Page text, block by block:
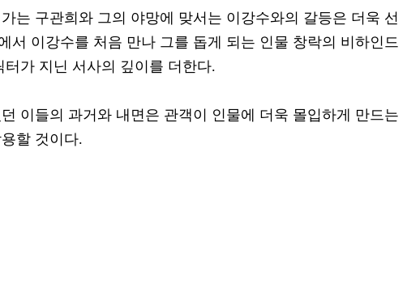
는 구관희와 그의 야망에 맞서는 이강수와의 갈등은 더욱 선
서 이강수를 처음 만나 그를 돕게 되는 인물 창락의 비하인드
터가 지닌 서사의 깊이를 더한다.
이들의 과거와 내면은 관객이 인물에 더욱 몰입하게 만드는
할 것이다.